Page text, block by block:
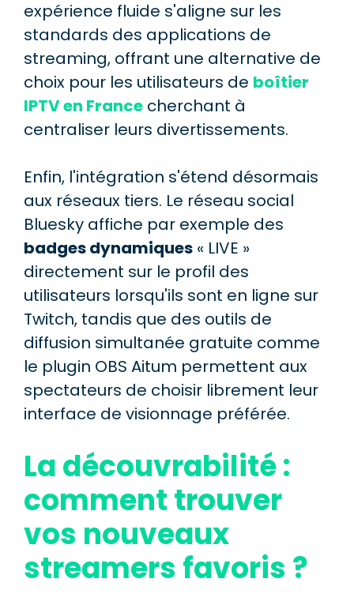
expérience fluide s'aligne sur les
standards des applications de
streaming, offrant une alternative de
choix pour les utilisateurs de boîtier
IPTV en France cherchant à
centraliser leurs divertissements.
Enfin, l'intégration s'étend désormais
aux réseaux tiers. Le réseau social
Bluesky affiche par exemple des
badges dynamiques « LIVE »
directement sur le profil des
utilisateurs lorsqu'ils sont en ligne sur
Twitch, tandis que des outils de
diffusion simultanée gratuite comme
le plugin OBS Aitum permettent aux
spectateurs de choisir librement leur
interface de visionnage préférée.
La découvrabilité :
comment trouver
vos nouveaux
streamers favoris ?